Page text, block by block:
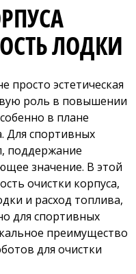
ЛОДКИ
просто эстетическая
роль в повышении
в плане
Для спортивных
поддержание
значение. В этой
очистки корпуса,
и расход топлива,
для спортивных
преимущество
для очистки